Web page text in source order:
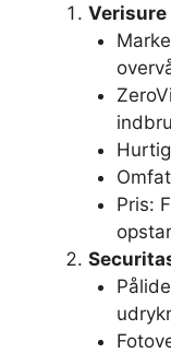
Verisure
Pris: